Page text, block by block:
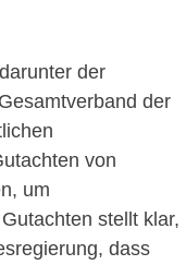
der
der
von
um
stellt klar,
dass